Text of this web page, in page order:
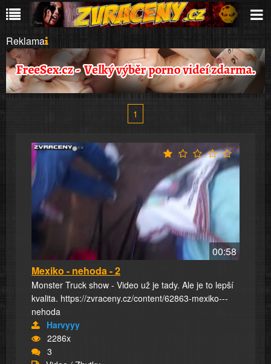
Reklama
1
00:58
Mexiko - nehoda - 2
Monster Truck show - Video už je tady. Ale je to lepší
kvalita. https://zvraceny.cz/content/62863-mexiko---
nehoda
Harvyyy
2286x
3